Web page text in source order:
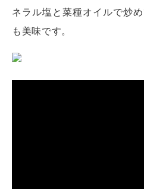
ネラル塩と菜種オイルで炒
も美味です。